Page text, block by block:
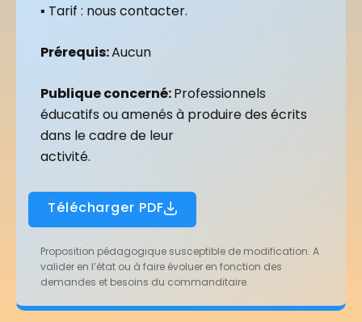
▪ Tarif : nous contacter.
Prérequis:Aucun
Publiqueconcerné:Professionnels
éducatifs ou amenés à produire des écrits
dans le cadre de leur
activité.
Télécharger PDF
Proposition pédagogique susceptible de modification. A
valider en l’état ou à faire évoluer en fonction des
demandes et besoins du commanditaire.